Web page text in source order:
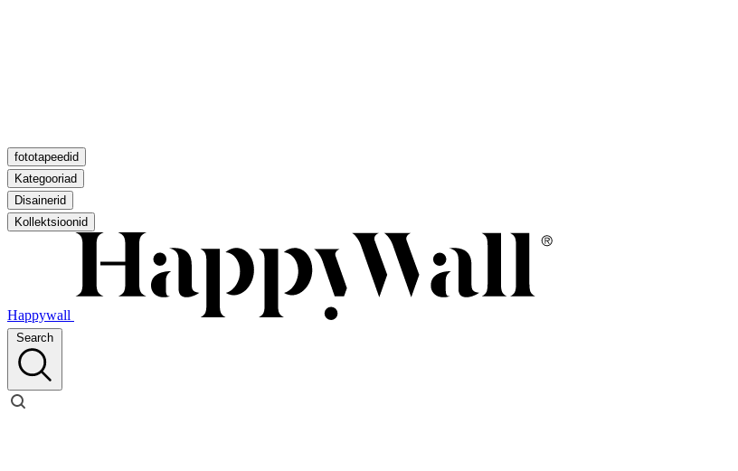
fototapeedid
Kategooriad
Disainerid
Kollektsioonid
Happywall
Search